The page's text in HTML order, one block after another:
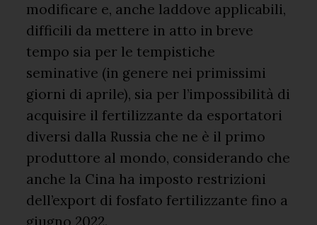
modificare e, anche laddove applicabili,
difficili da mettere in atto in breve
tempo sia per le tempistiche
seminative (in genere nei primissimi
giorni di aprile), sia per l’impossibilità di
acquisire il fertilizzante da esportatori
diversi dalla Russia che ne è il primo
produttore al mondo, considerando che
anche la Cina ha imposto restrizioni
dell’export di fosfato fertilizzante fino a